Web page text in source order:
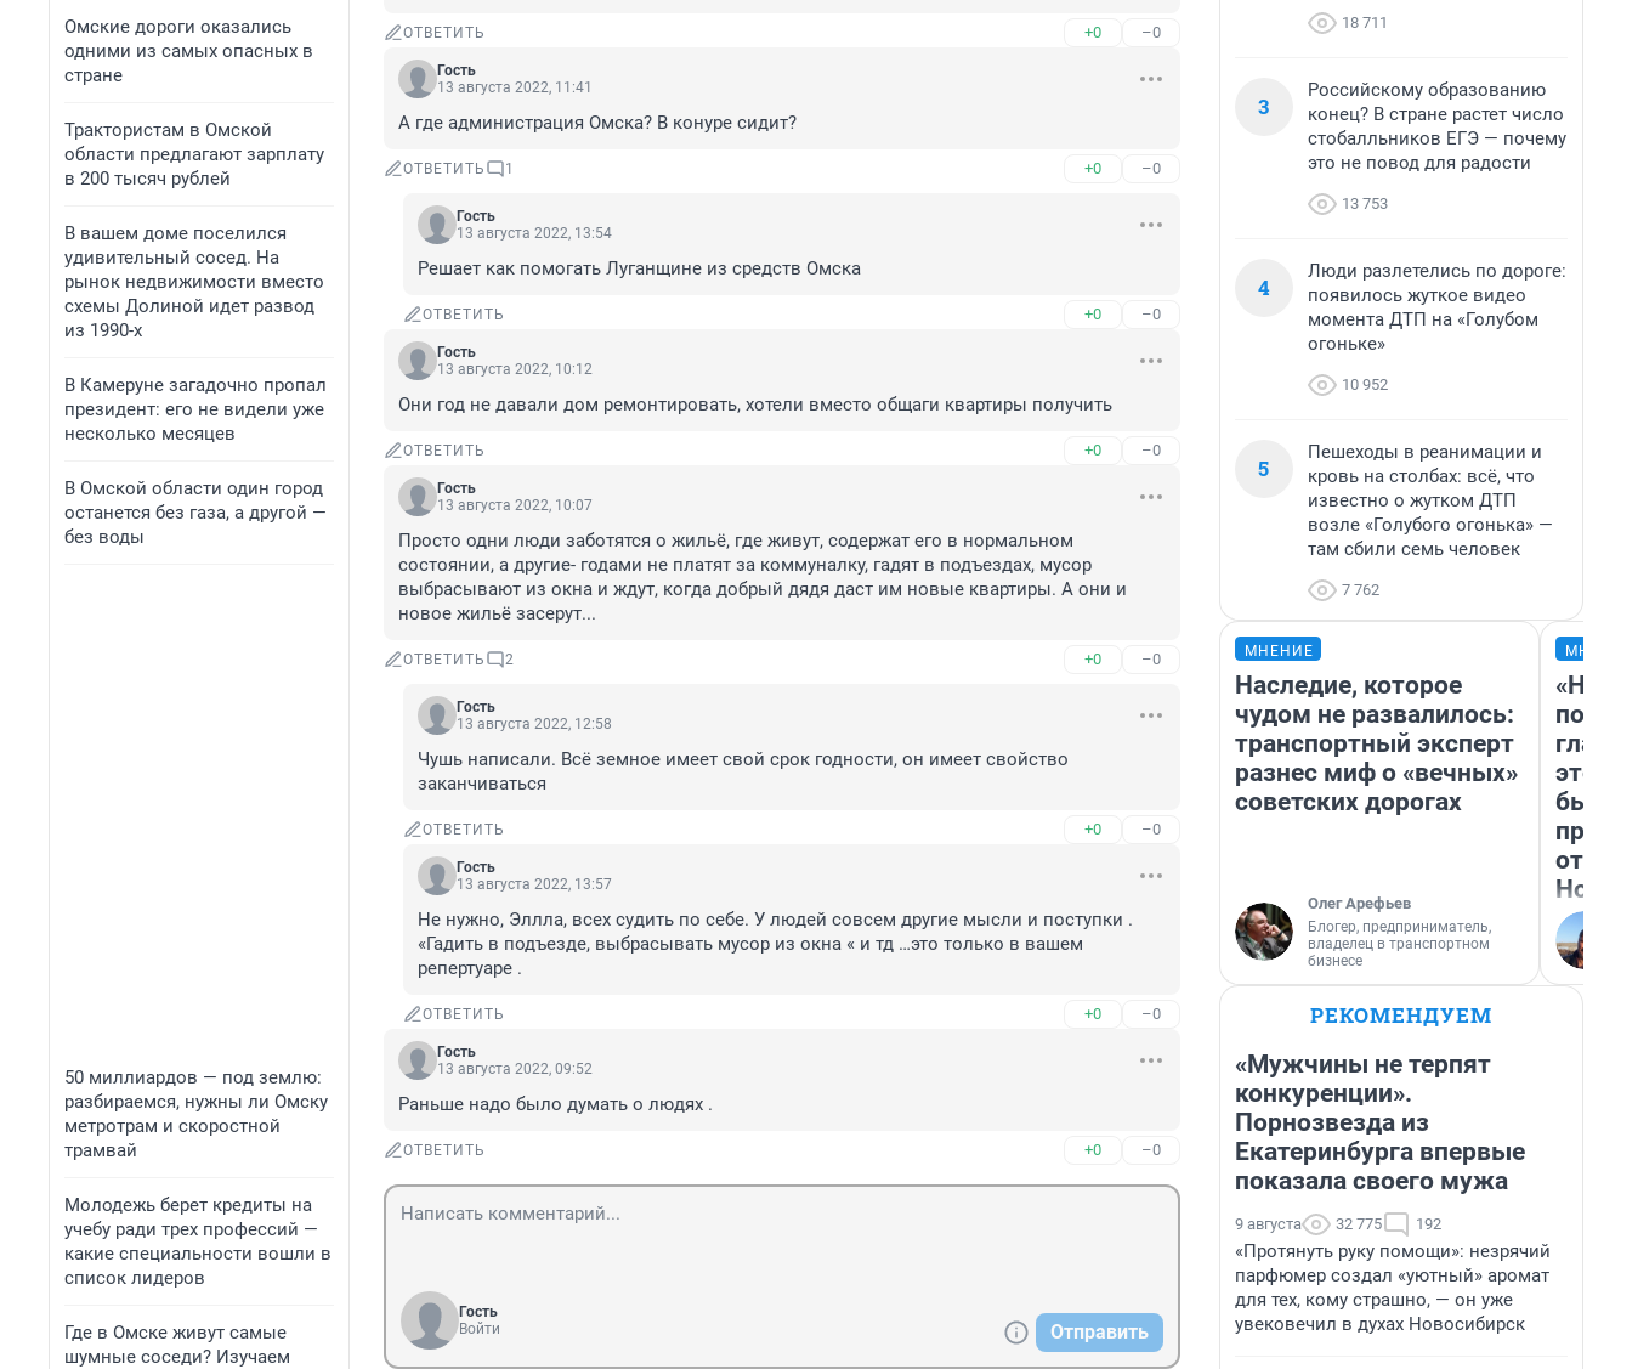
Омские дороги оказались
одними из самых опасных в
стране
Трактористам в Омской
области предлагают зарплату
в 200 тысяч рублей
В вашем доме поселился
удивительный сосед. На
рынок недвижимости вместо
схемы Долиной идет развод
из 1990-х
В Камеруне загадочно пропал
президент: его не видели уже
несколько месяцев
В Омской области один город
останется без газа, а другой —
без воды
50 миллиардов — под землю:
разбираемся, нужны ли Омску
метротрам и скоростной
трамвай
Молодежь берет кредиты на
учебу ради трех профессий —
какие специальности вошли в
список лидеров
Где в Омске живут самые
шумные соседи? Изучаем
ОТВЕТИТЬ +0 –0
Гость
13 августа 2022, 11:41
А где администрация Омска? В конуре сидит?
ОТВЕТИТЬ 1 +0 –0
Гость
13 августа 2022, 13:54
Решает как помогать Луганщине из средств Омска
ОТВЕТИТЬ +0 –0
Гость
13 августа 2022, 10:12
Они год не давали дом ремонтировать, хотели вместо общаги квартиры получить
ОТВЕТИТЬ +0 –0
Гость
13 августа 2022, 10:07
Просто одни люди заботятся о жильё, где живут, содержат его в нормальном
состоянии, а другие- годами не платят за коммуналку, гадят в подъездах, мусор
выбрасывают из окна и ждут, когда добрый дядя даст им новые квартиры. А они и
новое жильё засерут...
ОТВЕТИТЬ 2 +0 –0
Гость
13 августа 2022, 12:58
Чушь написали. Всё земное имеет свой срок годности, он имеет свойство
заканчиваться
ОТВЕТИТЬ +0 –0
Гость
13 августа 2022, 13:57
Не нужно, Эллла, всех судить по себе. У людей совсем другие мысли и поступки .
«Гадить в подъезде, выбрасывать мусор из окна « и тд …это только в вашем
репертуаре .
ОТВЕТИТЬ +0 –0
Гость
13 августа 2022, 09:52
Раньше надо было думать о людях .
ОТВЕТИТЬ +0 –0
Гость
Войти
Отправить
18 711
3
Российскому образованию
конец? В стране растет число
стобалльников ЕГЭ — почему
это не повод для радости
13 753
4
Люди разлетелись по дороге:
появилось жуткое видео
момента ДТП на «Голубом
огоньке»
10 952
5
Пешеходы в реанимации и
кровь на столбах: всё, что
известно о жутком ДТП
возле «Голубого огонька» —
там сбили семь человек
7 762
МНЕНИЕ
Наследие, которое
чудом не развалилось:
транспортный эксперт
разнес миф о «вечных»
советских дорогах
Олег Арефьев
Блогер, предприниматель,
владелец в транспортном
бизнесе
этого
бьет
РЕКОМЕНДУЕМ
«Мужчины не терпят
конкуренции».
Порнозвезда из
Екатеринбурга впервые
показала своего мужа
9 августа 32 775 192
«Протянуть руку помощи»: незрячий
парфюмер создал «уютный» аромат
для тех, кому страшно, — он уже
увековечил в духах Новосибирск